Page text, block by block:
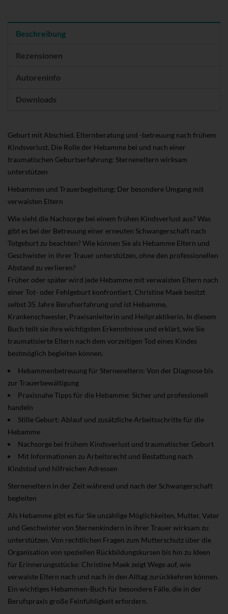
Beschreibung
Rezensionen
Autoreninfo
Downloads
Geburt mit Abschied. Elternberatung und -betreuung nach frühem
Kindsverlust. Die Rolle der Hebamme bei und nach einer
traumatischen Geburtserfahrung: Sterneneltern wirksam
unterstützen
Hebammen und Trauerbegleitung: Der besondere Umgang mit
verwaisten Eltern
Wie sieht die Nachsorge bei einem frühen Kindsverlust aus? Was
gibt es bei der Betreuung einer erneuten Schwangerschaft nach
Totgeburt zu beachten? Wie können Sie als Hebamme Eltern und
Geschwister in ihrer Trauer unterstützen, ohne den professionellen
Abstand zu verlieren?
Früher oder später wird jede Hebamme mit verwaisten Eltern nach
einer Tot- oder Fehlgeburt konfrontiert. Christine Maek besitzt
selbst 35 Jahre Berufserfahrung und ist Hebamme,
Krankenschwester, Praxisanleiterin und Heilpraktikerin. In diesem
Buch teilt sie ihre wichtigsten Erkenntnisse und erklärt, wie Sie
traumatisierte Eltern nach dem vorzeitigen Tod eines Kindes
bestmöglich begleiten können.
Hebammenbetreuung für Sterneneltern: Von der Diagnose bis
zur Trauerbewältigung
Praxisnahe Tipps für die Hebamme: Sicher und professionell
handeln
Stille Geburt: Ablauf und zusätzliche Arbeitsschritte für die
Hebamme
Nachsorge bei frühem Kindsverlust und traumatischer Geburt
Mit Informationen zu Arbeitsrecht und Bestattung nach
Kindstod und hilfreichen Adressen
Sterneneltern in der Zeit während und nach der Schwangerschaft
begleiten
Als Hebamme gibt es für Sie unzählige Möglichkeiten, Mutter, Vater
und Geschwister von Sternenkindern in ihrer Trauer wirksam zu
unterstützen. Von rechtlichen Fragen zum Mutterschutz über die
Organisation von speziellen Rückbildungskursen bis hin zu Ideen
für Erinnerungsstücke: Christine Maek zeigt Wege auf, wie
verwaiste Eltern nach und nach in den Alltag zurückkehren können.
Ein wichtiges Hebammen-Buch für besondere Fälle, die in der
Berufspraxis große Feinfühligkeit erfordern.